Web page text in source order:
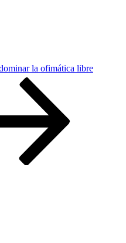
la ofimática libre